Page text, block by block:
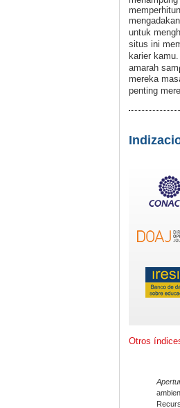
untuk
sіtus ini
karier
amarah
merekа
penting
Otros